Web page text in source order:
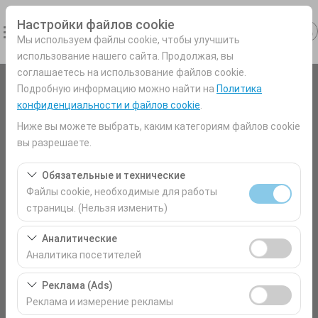
Настройки файлов cookie
Мы используем файлы cookie, чтобы улучшить
использование нашего сайта. Продолжая, вы
соглашаетесь на использование файлов cookie.
Подробную информацию можно найти на Политика
конфиденциальности и файлов cookie
Ниже вы можете выбрать, каким категориям файлов cookie
вы разрешаете.
Обязательные и технические
Файлы cookie, необходимые для работы
страницы. (Нельзя изменить)
Эти файлы cookie необходимы для корректной
работы сайта, безопасности, управления сеансами и
базовых функций. Их нельзя отключить.
Аналитические
Аналитика посетителей
Эти файлы cookie позволяют нам анализировать, как
используется наш сайт (количество посетителей,
самые посещаемые страницы, поведение
Реклама (Ads)
Реклама и измерение рекламы
Чувствительный элемент
Antalya Аэропорт (AYT) Турция
Указать другое место возврата машины
09:00
Дата и время возврата